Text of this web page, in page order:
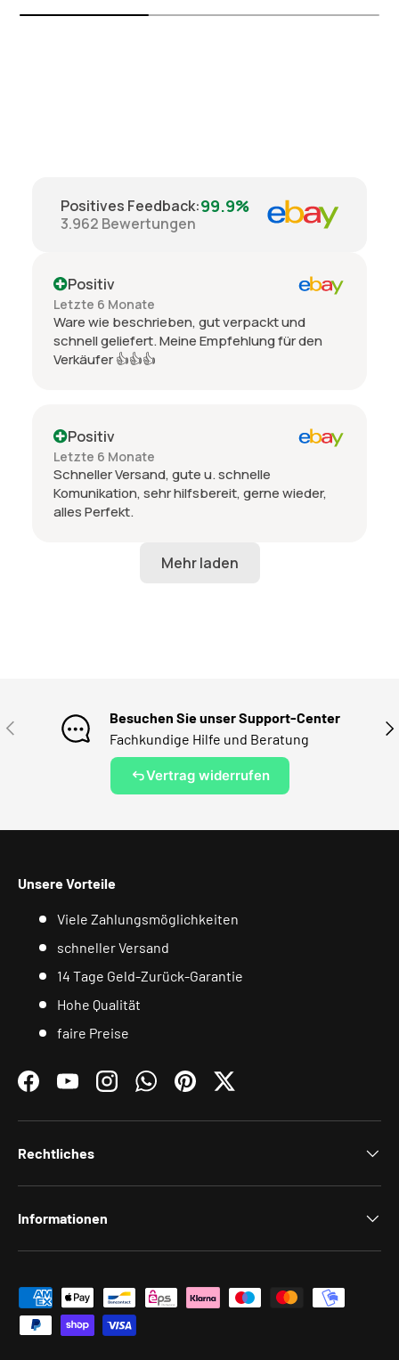
Positives Feedback:99.9%
3.962 Bewertungen
Positiv
Letzte 6 Monate
Ware wie beschrieben, gut verpackt und
schnell geliefert. Meine Empfehlung für den
Verkäufer 👍👍👍
Positiv
Letzte 6 Monate
Schneller Versand, gute u. schnelle
Komunikation, sehr hilfsbereit, gerne wieder,
alles Perfekt.
VORHERIGE
Besuchen Sie unser Support-Center
Fachkundige Hilfe und Beratung
Vertrag widerrufen
Unsere Vorteile
Viele Zahlungsmöglichkeiten
schneller Versand
14 Tage Geld-Zurück-Garantie
Hohe Qualität
faire Preise
FacebookYouTubeInstagramWhatsAppPinterestTwitter
Rechtliches
Informationen
Zahlungsmethoden